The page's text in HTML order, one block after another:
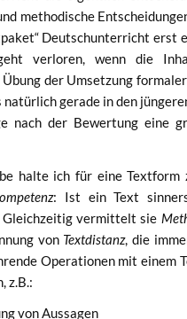
metho­di­sche
Deutsch­un­ter­richt erst
ver­lo­ren, wenn die
der Umset­zung
natür­lich gera­de in den
nach der Bewer­tung eine
hal­te ich für eine
: Ist ein Text
Gleich­zei­tig ver­mit­telt sie
von Text­di­stanz, die
Ope­ra­tio­nen mit einem
z.B.:
von Aussagen